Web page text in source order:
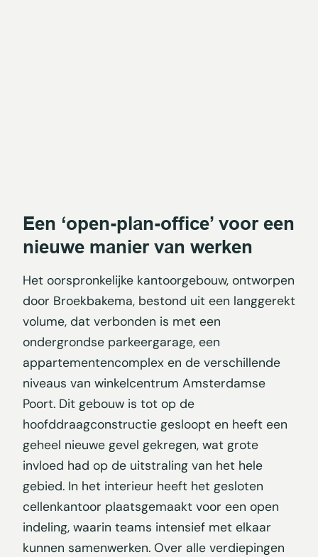
Een ‘open-plan-office’ voor een
nieuwe manier van werken
Het oorspronkelijke kantoorgebouw, ontworpen
door Broekbakema, bestond uit een langgerekt
volume, dat verbonden is met een
ondergrondse parkeergarage, een
appartementencomplex en de verschillende
niveaus van winkelcentrum Amsterdamse
Poort. Dit gebouw is tot op de
hoofddraagconstructie gesloopt en heeft een
geheel nieuwe gevel gekregen, wat grote
invloed had op de uitstraling van het hele
gebied. In het interieur heeft het gesloten
cellenkantoor plaatsgemaakt voor een open
indeling, waarin teams intensief met elkaar
kunnen samenwerken. Over alle verdiepingen